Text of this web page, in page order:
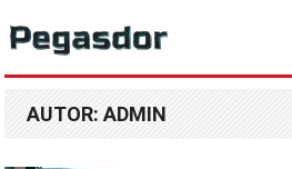
AUTOR:ADMIN